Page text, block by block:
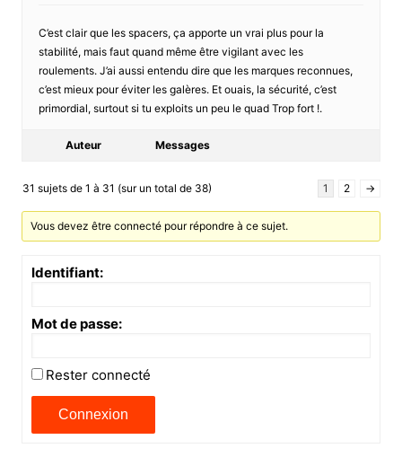
C’est clair que les spacers, ça apporte un vrai plus pour la
stabilité, mais faut quand même être vigilant avec les
roulements. J’ai aussi entendu dire que les marques reconnues,
c’est mieux pour éviter les galères. Et ouais, la sécurité, c’est
primordial, surtout si tu exploits un peu le quad Trop fort !.
Auteur Messages
31 sujets de 1 à 31 (sur un total de 38) 1 2 →
Vous devez être connecté pour répondre à ce sujet.
Identifiant:
Mot de passe:
Rester connecté
Connexion